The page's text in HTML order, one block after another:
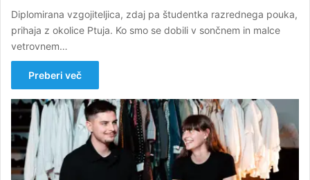
Diplomirana vzgojiteljica, zdaj pa študentka razrednega pouka,
prihaja z okolice Ptuja. Ko smo se dobili v sončnem in malce
vetrovnem…
Preberi več